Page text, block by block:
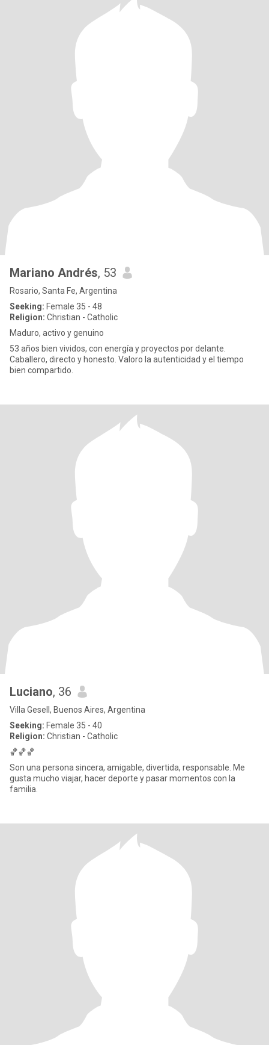
Mariano Andrés, 53
Rosario, Santa Fe, Argentina
Seeking: Female 35 - 48
Religion: Christian - Catholic
Maduro, activo y genuino
53 años bien vividos, con energía y proyectos por delante.
Caballero, directo y honesto. Valoro la autenticidad y el tiempo
bien compartido.
Luciano, 36
Villa Gesell, Buenos Aires, Argentina
Seeking: Female 35 - 40
Religion: Christian - Catholic
🏀🏀🏀
Son una persona sincera, amigable, divertida, responsable. Me
gusta mucho viajar, hacer deporte y pasar momentos con la
familia.